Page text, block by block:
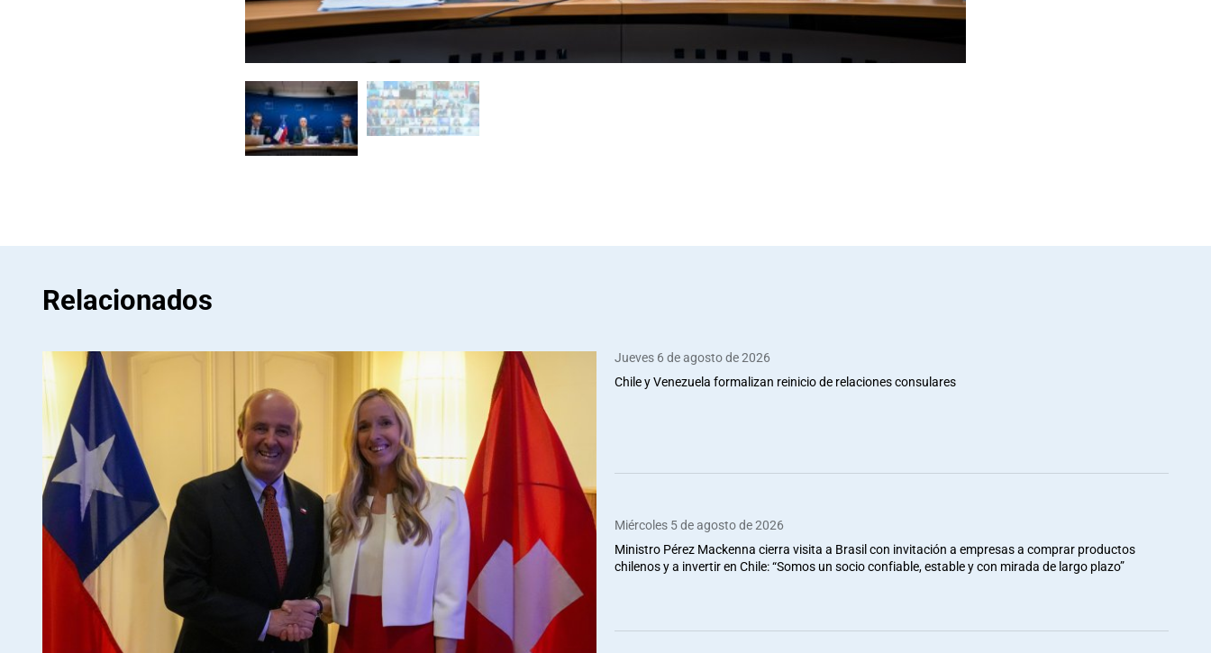
Relacionados
Jueves 6 de agosto de 2026
Chile y Venezuela formalizan reinicio de relaciones consulares
Miércoles 5 de agosto de 2026
Ministro Pérez Mackenna cierra visita a Brasil con invitación a empresas a comprar productos
chilenos y a invertir en Chile: “Somos un socio confiable, estable y con mirada de largo plazo”